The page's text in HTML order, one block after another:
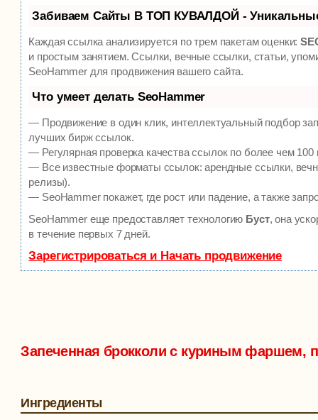
Забиваем Сайты В ТОП КУВАЛДОЙ -
Каждая ссылка анализируется по трем пакетам оценки:
и простым занятием. Ссылки, вечные ссылки, статьи,
SeoHammer для продвижения вашего сайта.
Что умеет делать SeoHammer
— Продвижение в один клик, интеллектуальный подбор
лучших бирж ссылок.
— Регулярная проверка качества ссылок по более чем
— Все известные форматы ссылок: арендные ссылки,
релизы).
— SeoHammer покажет, где рост или падение, а также
SeoHammer еще предоставляет технологию Буст, она
в течение первых 7 дней.
Зарегистрироваться и Начать продвижение
Запеченная брокколи с куриным фаршем,
Ингредиенты